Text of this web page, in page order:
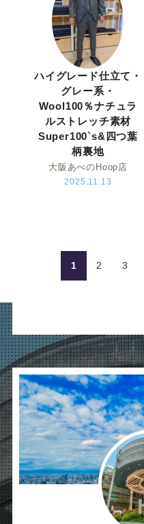
ハイグレード仕立て・
グレー系・
Wool100％ナチュラ
ルストレッチ素材
Super100`s&四つ葉
柄裏地
大阪あべのHoop店
2025.11.13
1 2 3